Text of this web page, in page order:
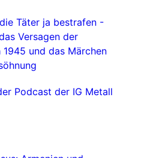
Täter ja bestrafen -
Versagen der
und das Märchen
Podcast der IG Metall